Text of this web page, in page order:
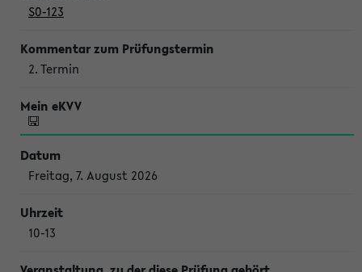
S0-123
2. Termin
Freitag, 7. August 2026
10-13